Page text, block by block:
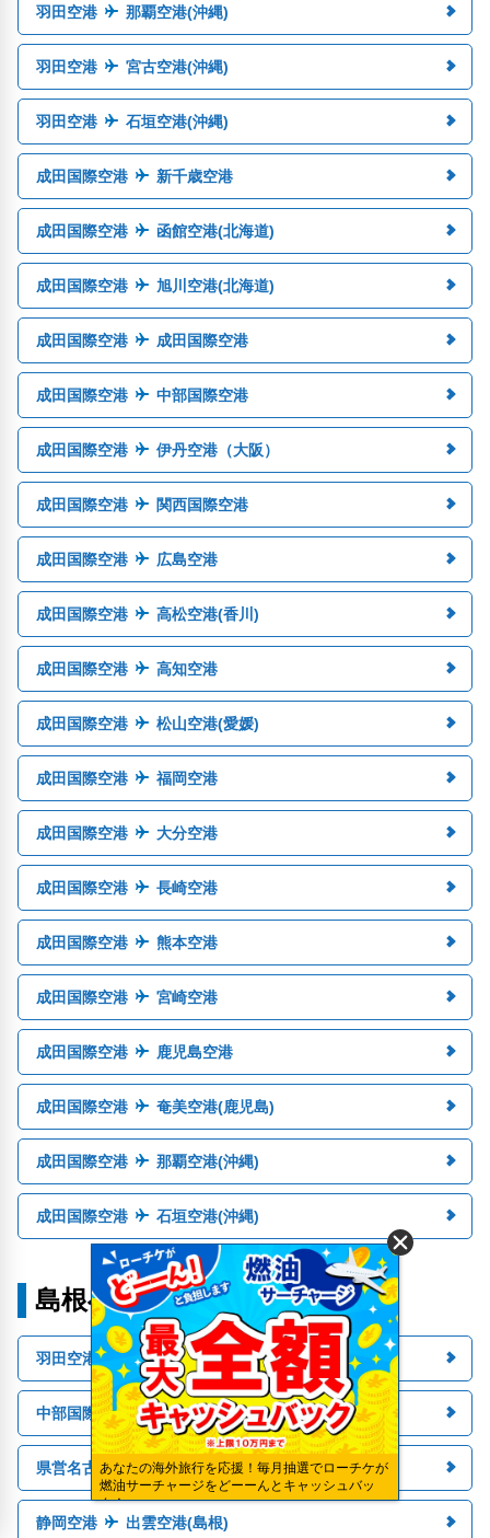
羽田空港 那覇空港(沖縄)
羽田空港 宮古空港(沖縄)
羽田空港 石垣空港(沖縄)
成田国際空港 新千歳空港
成田国際空港 函館空港(北海道)
成田国際空港 旭川空港(北海道)
成田国際空港 成田国際空港
成田国際空港 中部国際空港
成田国際空港 伊丹空港（大阪）
成田国際空港 関西国際空港
成田国際空港 広島空港
成田国際空港 高松空港(香川)
成田国際空港 高知空港
成田国際空港 松山空港(愛媛)
成田国際空港 福岡空港
成田国際空港 大分空港
成田国際空港 長崎空港
成田国際空港 熊本空港
成田国際空港 宮崎空港
成田国際空港 鹿児島空港
成田国際空港 奄美空港(鹿児島)
成田国際空港 那覇空港(沖縄)
成田国際空港 石垣空港(沖縄)
島根への人気路線
羽田空港 出雲空港(島根)
中部国際空港 出雲空港(島根)
県営名古屋空港 出雲空港(島根)
静岡空港 出雲空港(島根)
あなたの海外旅行を応援！毎月抽選でローチケが
燃油サーチャージをどーーんとキャッシュバッ
ク！